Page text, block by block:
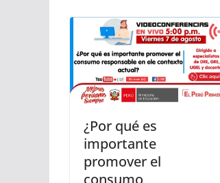
¿Por qué es
importante
promover el
consumo